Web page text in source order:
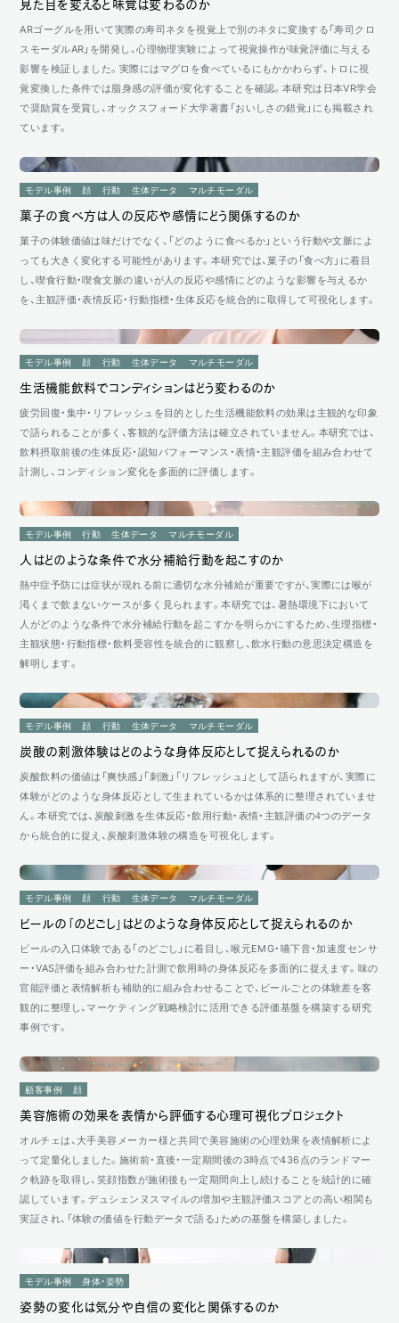
見た目を変えると味覚は変わるのか
ARゴーグルを用いて実際の寿司ネタを視覚上で別のネタに変換する「寿司クロ
スモーダルAR」を開発し、心理物理実験によって視覚操作が味覚評価に与える
影響を検証しました。実際にはマグロを食べているにもかかわらず、トロに視
覚変換した条件では脂身感の評価が変化することを確認。本研究は日本VR学会
で奨励賞を受賞し、オックスフォード大学著書「おいしさの錯覚」にも掲載され
ています。
モデル事例 顔 行動 生体データ マルチモーダル
菓子の食べ方は人の反応や感情にどう関係するのか
菓子の体験価値は味だけでなく、「どのように食べるか」という行動や文脈によ
っても大きく変化する可能性があります。本研究では、菓子の「食べ方」に着目
し、喫食行動・喫食文脈の違いが人の反応や感情にどのような影響を与えるか
を、主観評価・表情反応・行動指標・生体反応を統合的に取得して可視化します。
モデル事例 顔 行動 生体データ マルチモーダル
生活機能飲料でコンディションはどう変わるのか
疲労回復・集中・リフレッシュを目的とした生活機能飲料の効果は主観的な印象
で語られることが多く、客観的な評価方法は確立されていません。本研究では、
飲料摂取前後の生体反応・認知パフォーマンス・表情・主観評価を組み合わせて
計測し、コンディション変化を多面的に評価します。
モデル事例 行動 生体データ マルチモーダル
人はどのような条件で水分補給行動を起こすのか
熱中症予防には症状が現れる前に適切な水分補給が重要ですが、実際には喉が
渇くまで飲まないケースが多く見られます。本研究では、暑熱環境下において
人がどのような条件で水分補給行動を起こすかを明らかにするため、生理指標・
主観状態・行動指標・飲料受容性を統合的に観察し、飲水行動の意思決定構造を
解明します。
モデル事例 顔 行動 生体データ マルチモーダル
炭酸の刺激体験はどのような身体反応として捉えられるのか
炭酸飲料の価値は「爽快感」「刺激」「リフレッシュ」として語られますが、実際に
体験がどのような身体反応として生まれているかは体系的に整理されていませ
ん。本研究では、炭酸刺激を生体反応・飲用行動・表情・主観評価の4つのデータ
から統合的に捉え、炭酸刺激体験の構造を可視化します。
モデル事例 顔 行動 生体データ マルチモーダル
ビールの「のどごし」はどのような身体反応として捉えられるのか
ビールの入口体験である「のどごし」に着目し、喉元EMG・嚥下音・加速度センサ
ー・VAS評価を組み合わせた計測で飲用時の身体反応を多面的に捉えます。味の
官能評価と表情解析も補助的に組み合わせることで、ビールごとの体験差を客
観的に整理し、マーケティング戦略検討に活用できる評価基盤を構築する研究
事例です。
顧客事例 顔
美容施術の効果を表情から評価する心理可視化プロジェクト
オルチェは、大手美容メーカー様と共同で美容施術の心理効果を表情解析によ
って定量化しました。施術前・直後・一定期間後の3時点で436点のランドマー
ク軌跡を取得し、笑顔指数が施術後も一定期間向上し続けることを統計的に確
認しています。デュシェンヌスマイルの増加や主観評価スコアとの高い相関も
実証され、「体験の価値を行動データで語る」ための基盤を構築しました。
モデル事例 身体・姿勢
姿勢の変化は気分や自信の変化と関係するのか